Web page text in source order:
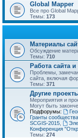
Global Mapper
Все про Global
Темы: 173
Материалы
Обсуждение
Темы: 710
Работа сайта
Проблемы,
сайта, включая
Темы: 371
Другие
Мероприятия и
Могут быть
Подфорумы:
Гранты
SCGIS-2015
Конференция
Темы: 274